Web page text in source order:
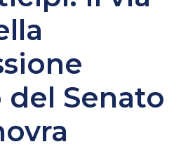
Senato